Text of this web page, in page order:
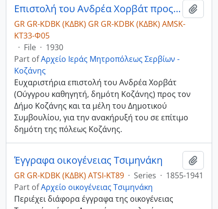
Επιστολή του Ανδρέα Χορβάτ προς τον Δήμο Κοζάνης
GR GR-KDBK (ΚΔΒΚ) GR GR-KDBK (ΚΔΒΚ) AMSK-
ΚΤ33-Φ05
· File · 1930
Part ofΑρχείο Ιεράς Μητροπόλεως Σερβίων -
Κοζάνης
Ευχαριστήρια επιστολή του Ανδρέα Χορβάτ
(Ούγγρου καθηγητή, δημότη Κοζάνης) προς τον
Δήμο Κοζάνης και τα μέλη του Δημοτικού
Συμβουλίου, για την ανακήρυξή του σε επίτιμο
δημότη της πόλεως Κοζάνης.
Έγγραφα οικογένειας Τσιμηνάκη
GR GR-KDBK (ΚΔΒΚ) ATSI-ΚΤ89 · Series · 1855-1941
Part ofΑρχείο οικογένειας Τσιμηνάκη
Περιέχει διάφορα έγγραφα της οικογένειας